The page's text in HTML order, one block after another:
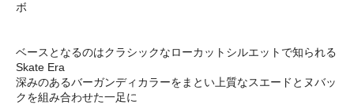
ボ
ベースとなるのはクラシックなローカットシルエットで知られる
Skate Era
深みのあるバーガンディカラーをまとい上質なスエードとヌバッ
クを組み合わせた一足に